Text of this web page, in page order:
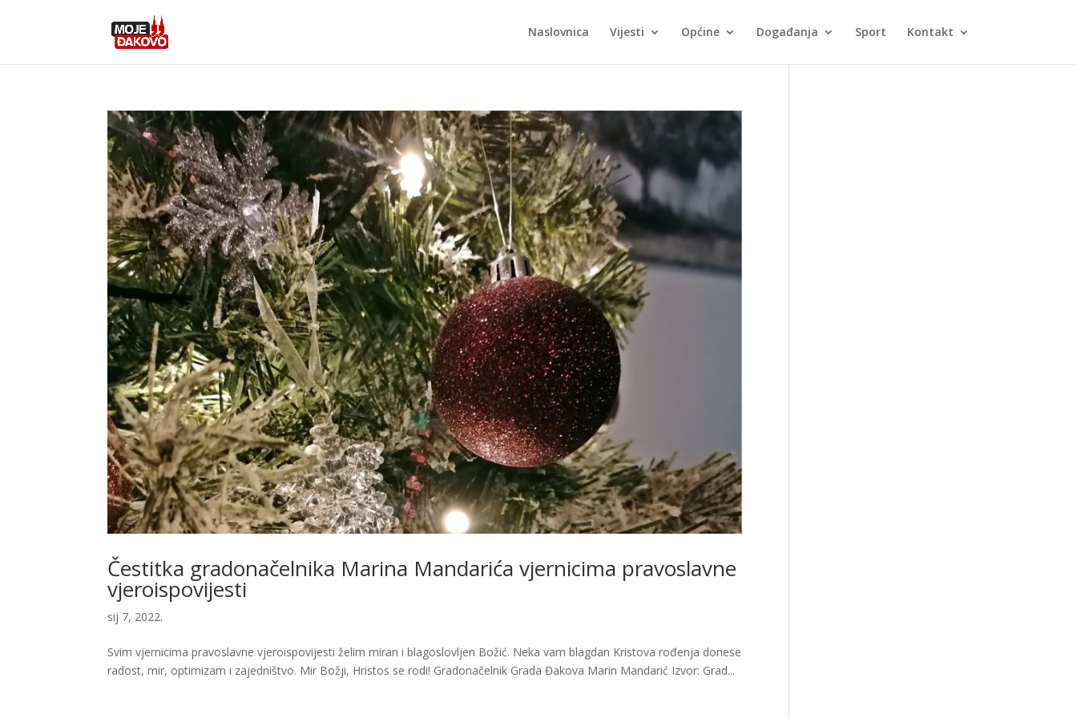
Naslovnica Vijesti Općine Događanja Sport Kontakt
Čestitka gradonačelnika Marina Mandarića vjernicima pravoslavne
vjeroispovijesti
sij 7, 2022.
Svim vjernicima pravoslavne vjeroispovijesti želim miran i blagoslovljen Božić. Neka vam blagdan Kristova rođenja donese
radost, mir, optimizam i zajedništvo. Mir Božji, Hristos se rodi! Gradonačelnik Grada Đakova Marin Mandarić Izvor: Grad...